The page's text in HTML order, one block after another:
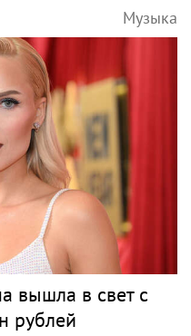
Музыка
вышла в свет с
рублей